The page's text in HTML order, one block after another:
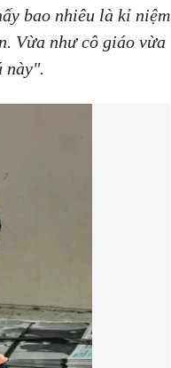
bao nhiêu là kỉ niệm
Vừa như cô giáo vừa
này".